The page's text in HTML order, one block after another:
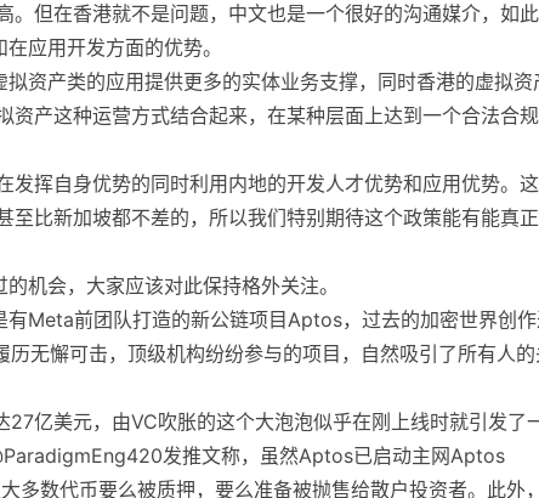
。但在香港就不是问题，中文也是一个很好的沟通媒介，如
应用开发方面的优势。
资产类的应用提供更多的实体业务支撑，同时香港的虚拟资
产这种运营方式结合起来，在某种层面上达到一个合法合
发挥自身优势的同时利用内地的开发人才优势和应用优势。
至比新加坡都不差的，所以我们特别期待这个政策能有能真
机会，大家应该对此保持格外关注。
Meta前团队打造的新公链项目Aptos，过去的加密世界创
无懈可击，顶级机构纷纷参与的项目，自然吸引了所有人的
亿美元，由VC吹胀的这个大泡泡似乎在刚上线时就引发了
发推文称，虽然Aptos已启动主网Aptos
数代币要么被质押，要么准备被抛售给散户投资者。此外，